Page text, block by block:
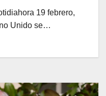
19 febrero,
Unido se…